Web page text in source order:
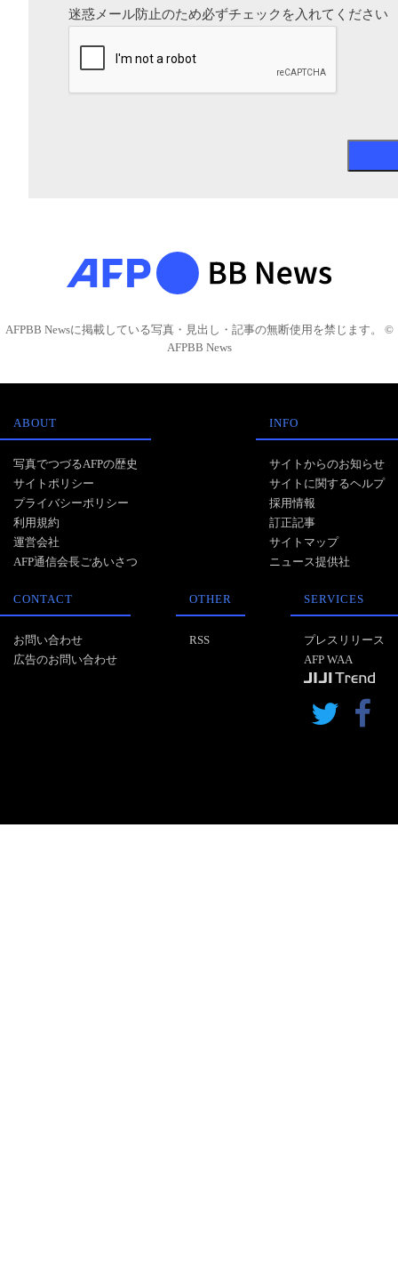
迷惑メール防止のため必ずチェックを入れてください
AFPBB Newsに掲載している写真・見出し・記事の無断使用を禁じます。 ©
AFPBB News
ABOUT
写真でつづるAFPの歴史
サイトポリシー
プライバシーポリシー
利用規約
運営会社
AFP通信会長ごあいさつ
INFO
サイトからのお知らせ
サイトに関するヘルプ
採用情報
訂正記事
サイトマップ
ニュース提供社
CONTACT
お問い合わせ
広告のお問い合わせ
OTHER
RSS
SERVICES
プレスリリース
AFP WAA